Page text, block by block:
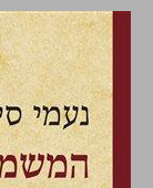
המשמעות הסמלית של היין בתרבות היהודית ... 0